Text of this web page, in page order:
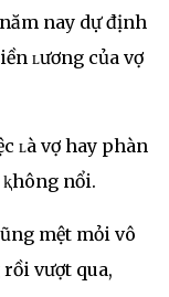
nay dự định
ʟương của vợ
ʟà vợ hay phàn
nổi.
mệt mỏi vô
vượt qua,